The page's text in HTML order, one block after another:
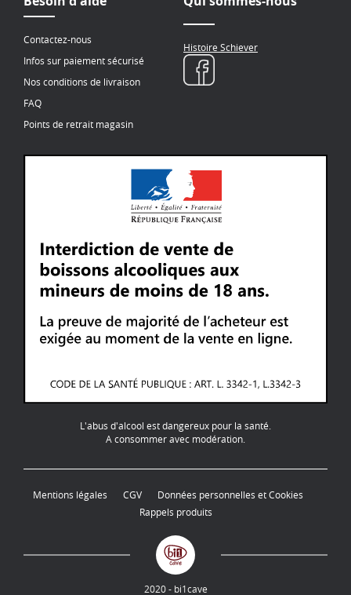
Contactez-nous
Infos sur paiement sécurisé
Nos conditions de livraison
FAQ
Points de retrait magasin
Histoire Schiever
L'abus d'alcool est dangereux pour la santé.
A consommer avec modération.
Mentions légales CGV
Données personnelles et Cookies
Rappels produits
2020 - bi1cave